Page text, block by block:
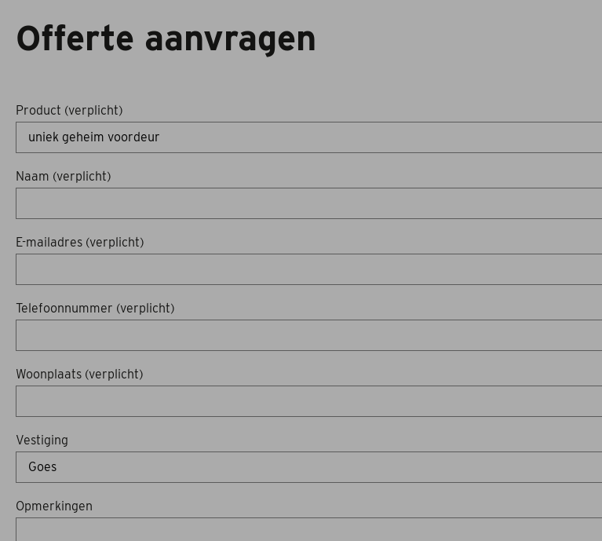
Offerte aanvragen
Product (verplicht)
Naam (verplicht)
E-mailadres (verplicht)
Telefoonnummer (verplicht)
Woonplaats (verplicht)
Vestiging
Opmerkingen